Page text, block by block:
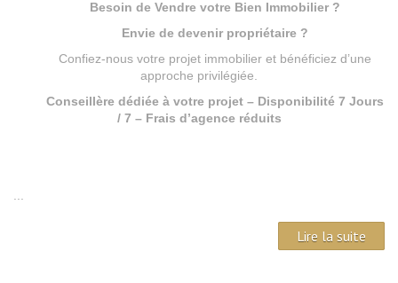
Besoin de Vendre votre Bien Immobilier ?
Envie de devenir propriétaire ?
Confiez-nous votre projet immobilier et bénéficiez d’une
approche privilégiée.
Conseillère dédiée à votre projet – Disponibilité 7 Jours
/ 7 – Frais d’agence réduits
Lire la suite